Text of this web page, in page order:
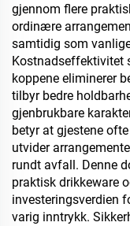
gjennom flere
ordinære
samtidig som
Kostnadseffektivitet
koppene eliminerer
tilbyr bedre
gjenbrukbare
betyr at gjestene
utvider
rundt avfall. Denne
praktisk drikkeware
investeringsverdien
varig inntrykk.